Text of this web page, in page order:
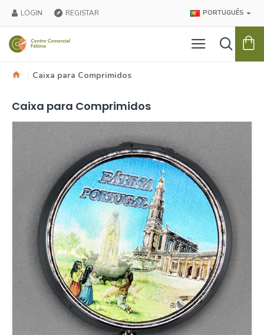
LOGIN REGISTAR PORTUGUÊS
Caixa para Comprimidos
Caixa para Comprimidos